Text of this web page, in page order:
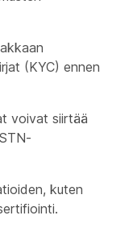
(KYC) ennen
voivat siirtää
kuten